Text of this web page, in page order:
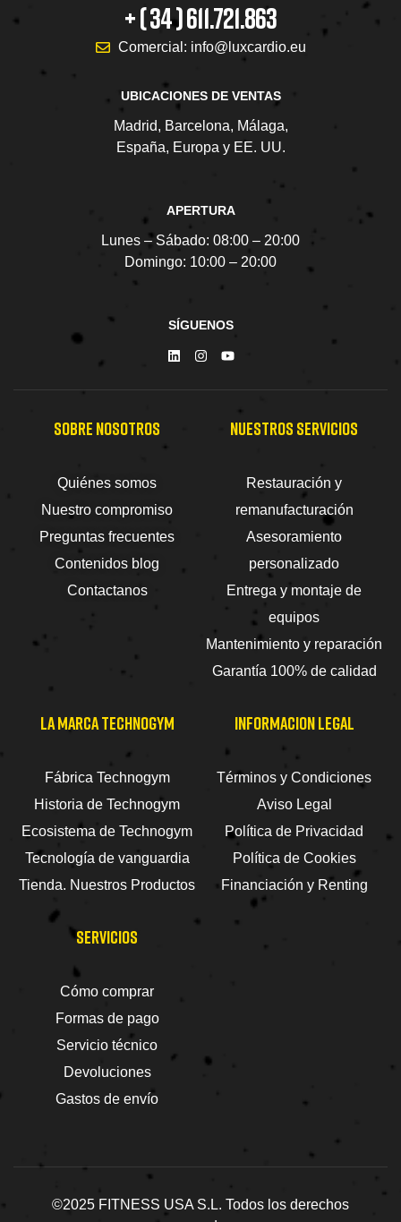
+ ( 34 ) 611.721.863
Comercial: info@luxcardio.eu
UBICACIONES DE VENTAS
Madrid, Barcelona, Málaga,
España, Europa y EE. UU.
APERTURA
Lunes – Sábado: 08:00 – 20:00
Domingo: 10:00 – 20:00
SÍGUENOS
SOBRE NOSOTROS
Quiénes somos
Nuestro compromiso
Preguntas frecuentes
Contenidos blog
Contactanos
NUESTROS SERVICIOS
Restauración y
remanufacturación
Asesoramiento
personalizado
Entrega y montaje de
equipos
Mantenimiento y reparación
Garantía 100% de calidad
LA MARCA TECHNOGYM
Fábrica Technogym
Historia de Technogym
Ecosistema de Technogym
Tecnología de vanguardia
Tienda. Nuestros Productos
INFORMACION LEGAL
Términos y Condiciones
Aviso Legal
Política de Privacidad
Política de Cookies
Financiación y Renting
SERVICIOS
Cómo comprar
Formas de pago
Servicio técnico
Devoluciones
Gastos de envío
©2025 FITNESS USA S.L. Todos los derechos